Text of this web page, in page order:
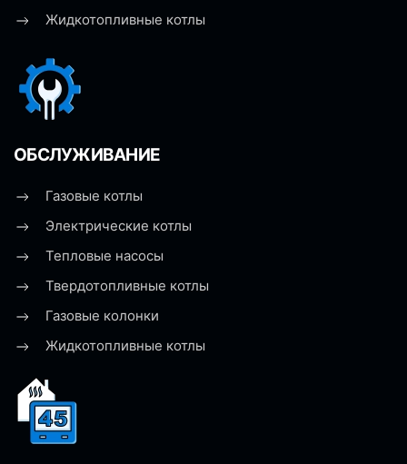
Жидкотопливные котлы
ОБСЛУЖИВАНИЕ
Газовые котлы
Электрические котлы
Тепловые насосы
Твердотопливные котлы
Газовые колонки
Жидкотопливные котлы